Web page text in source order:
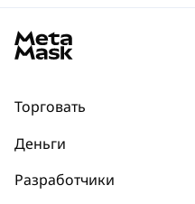
Торговать
Прогнозы
Деньги
Разработчики